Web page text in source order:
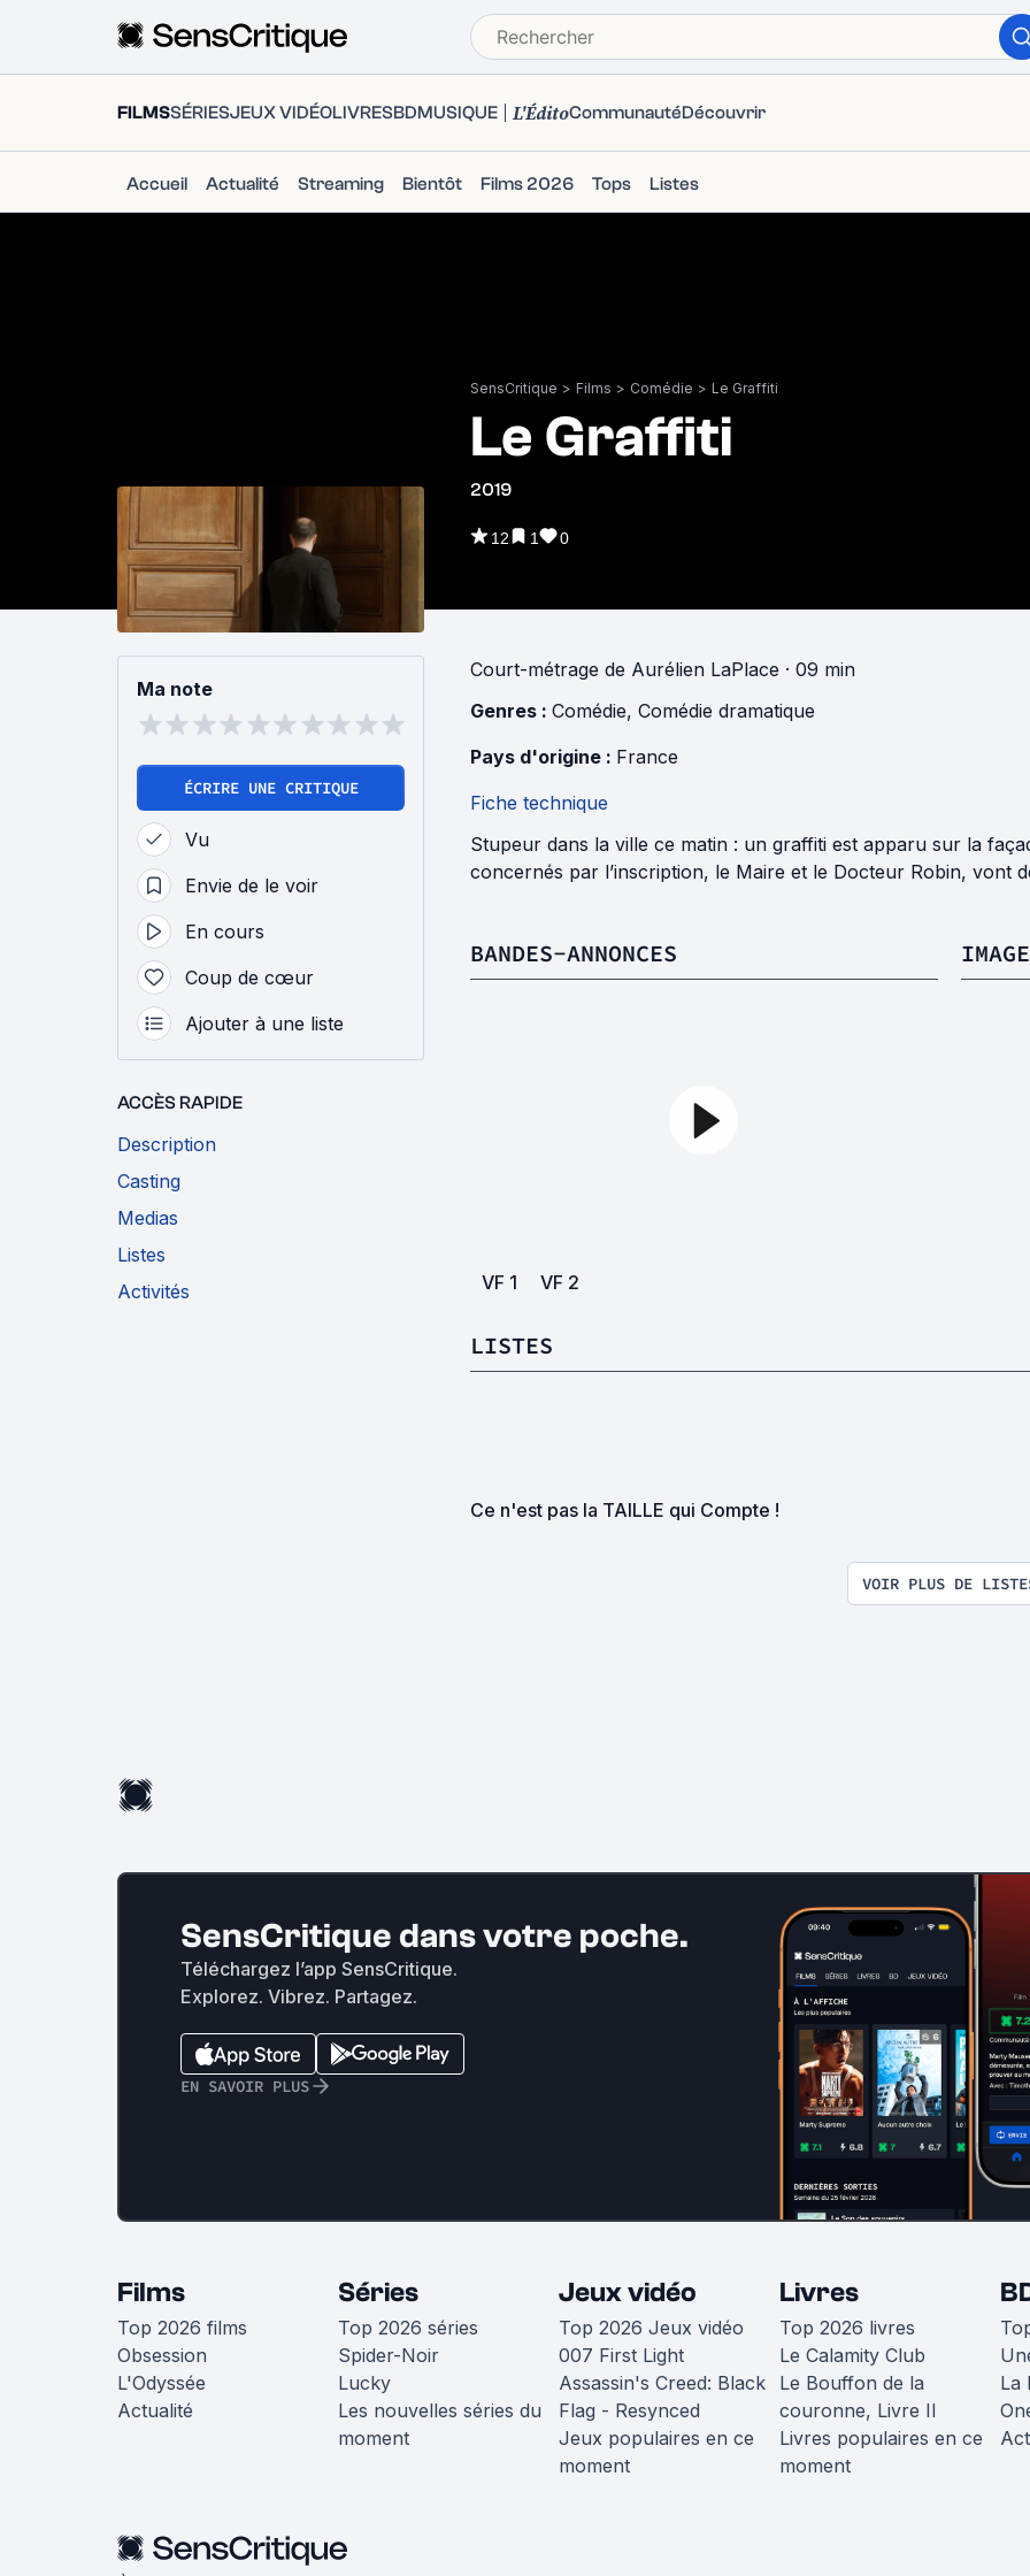
FILMSSÉRIESJEUX VIDÉOLIVRESBDMUSIQUE L'ÉditoCommunautéDécouvrir
Accueil Actualité Streaming Bientôt Films 2026 Tops Listes
SensCritique > Films > Comédie > Le Graffiti
Le Graffiti
2019
12 1 0
Ma note
ÉCRIRE UNE CRITIQUE
Vu
Envie de le voir
En cours
Coup de cœur
Ajouter à une liste
ACCÈS RAPIDE
Description
Casting
Medias
Listes
Activités
Court-métrage de Aurélien LaPlace · 09 min
Genres : Comédie, Comédie dramatique
Pays d'origine : France
Fiche technique
Stupeur dans la ville ce matin : un graffiti est apparu sur la
concernés par l’inscription, le Maire et le Docteur Robin, vont
BANDES-ANNONCES
VF 1 VF 2
LISTES
Ce n'est pas la TAILLE qui Compte !
VOIR PLUS DE
SensCritique dans votre poche.
Téléchargez l’app SensCritique.
Explorez. Vibrez. Partagez.
EN SAVOIR PLUS
Films
Top 2026 films
Obsession
L'Odyssée
Actualité
Séries
Top 2026 séries
Spider-Noir
Lucky
Les nouvelles séries du
moment
Jeux vidéo
Top 2026 Jeux vidéo
007 First Light
Assassin's Creed: Black
Flag - Resynced
Jeux populaires en ce
moment
Livres
Top 2026 livres
Le Calamity Club
Le Bouffon de la
couronne, Livre II
Livres populaires en ce
moment
La